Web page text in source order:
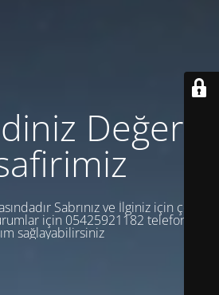
Değerli
Sabrınız ve İlginiz için çok
için 05425921182 telefondan
sağlayabilirsiniz